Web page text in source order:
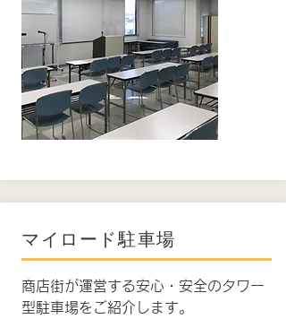
マイロード駐車場
商店街が運営する安心・安全のタワー
型駐車場をご紹介します。